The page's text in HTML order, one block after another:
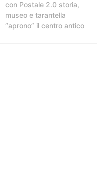
con Postale 2.0 storia,
museo e tarantella
“aprono” il centro antico